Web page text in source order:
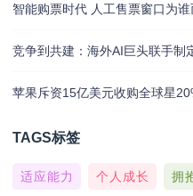
智能购票时代 人工售票窗口为谁
竞争到共建：海外AI巨头联手制
苹果斥资15亿美元收购全球星
TAGS标签
适应能力 个人成长 拥